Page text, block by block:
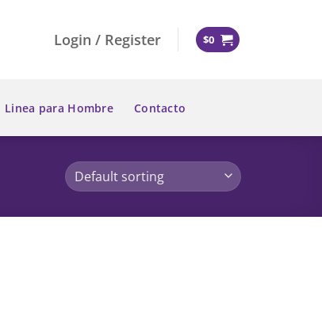
Login / Register $0
Linea para Hombre Contacto